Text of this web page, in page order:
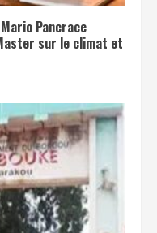
Mario Pancrace
sur le climat et